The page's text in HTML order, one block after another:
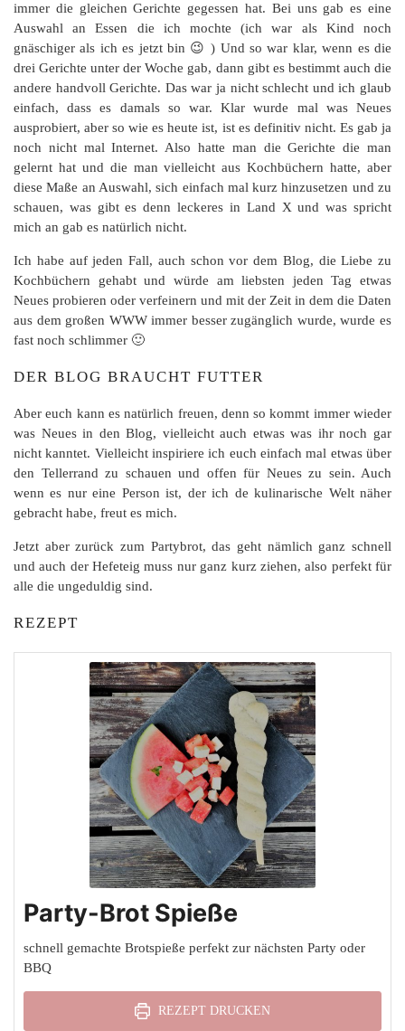
immer die gleichen Gerichte gegessen hat. Bei uns gab es eine
Auswahl an Essen die ich mochte (ich war als Kind noch
gnäschiger als ich es jetzt bin 😉 ) Und so war klar, wenn es die
drei Gerichte unter der Woche gab, dann gibt es bestimmt auch die
andere handvoll Gerichte. Das war ja nicht schlecht und ich glaub
einfach, dass es damals so war. Klar wurde mal was Neues
ausprobiert, aber so wie es heute ist, ist es definitiv nicht. Es gab ja
noch nicht mal Internet. Also hatte man die Gerichte die man
gelernt hat und die man vielleicht aus Kochbüchern hatte, aber
diese Maße an Auswahl, sich einfach mal kurz hinzusetzen und zu
schauen, was gibt es denn leckeres in Land X und was spricht
mich an gab es natürlich nicht.
Ich habe auf jeden Fall, auch schon vor dem Blog, die Liebe zu
Kochbüchern gehabt und würde am liebsten jeden Tag etwas
Neues probieren oder verfeinern und mit der Zeit in dem die Daten
aus dem großen WWW immer besser zugänglich wurde, wurde es
fast noch schlimmer 🙂
DER BLOG BRAUCHT FUTTER
Aber euch kann es natürlich freuen, denn so kommt immer wieder
was Neues in den Blog, vielleicht auch etwas was ihr noch gar
nicht kanntet. Vielleicht inspiriere ich euch einfach mal etwas über
den Tellerrand zu schauen und offen für Neues zu sein. Auch
wenn es nur eine Person ist, der ich de kulinarische Welt näher
gebracht habe, freut es mich.
Jetzt aber zurück zum Partybrot, das geht nämlich ganz schnell
und auch der Hefeteig muss nur ganz kurz ziehen, also perfekt für
alle die ungeduldig sind.
REZEPT
Party-Brot Spieße
schnell gemachte Brotspieße perfekt zur nächsten Party oder
BBQ
REZEPT DRUCKEN